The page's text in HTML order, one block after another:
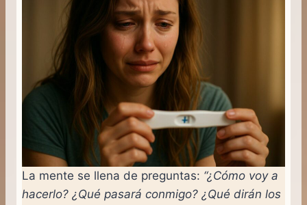
La mente se llena de preguntas: “¿Cómo voy a
hacerlo? ¿Qué pasará conmigo? ¿Qué dirán los